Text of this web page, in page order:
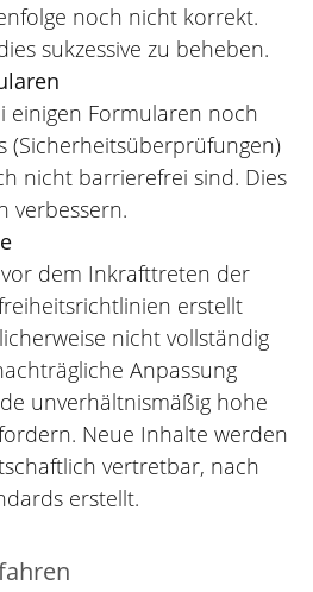
noch nicht korrekt.
sukzessive zu beheben.
einigen Formularen noch
(Sicherheitsüberprüfungen)
nicht barrierefrei sind. Dies
verbessern.
dem Inkrafttreten der
erstellt
nicht vollständig
Anpassung
unverhältnismäßig hohe
Neue Inhalte werden
vertretbar, nach
erstellt.